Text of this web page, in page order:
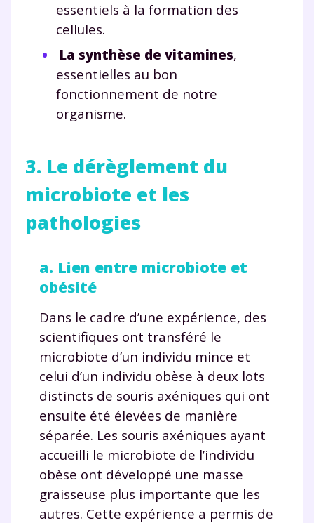
essentiels à la formation des
cellules.
La synthèse de vitamines,
essentielles au bon
fonctionnement de notre
organisme.
3. Le dérèglement du
microbiote et les
pathologies
a. Lien entre microbiote et
obésité
Dans le cadre d’une expérience, des
scientifiques ont transféré le
microbiote d’un individu mince et
celui d’un individu obèse à deux lots
distincts de souris axéniques qui ont
ensuite été élevées de manière
séparée. Les souris axéniques ayant
accueilli le microbiote de l’individu
obèse ont développé une masse
graisseuse plus importante que les
autres. Cette expérience a permis de